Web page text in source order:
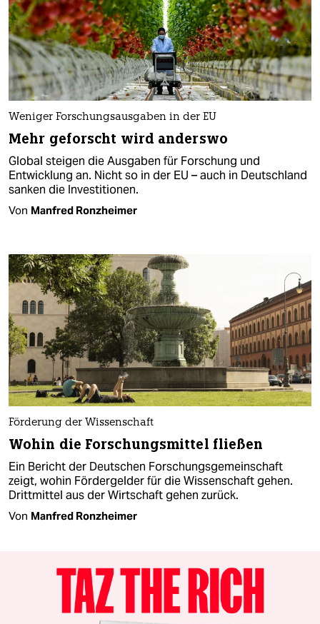
Weniger Forschungsausgaben in der EU
Mehr geforscht wird anderswo
Global steigen die Ausgaben für Forschung und
Entwicklung an. Nicht so in der EU – auch in Deutschland
sanken die Investitionen.
Von Manfred Ronzheimer
Förderung der Wissenschaft
Wohin die Forschungsmittel fließen
Ein Bericht der Deutschen Forschungsgemeinschaft
zeigt, wohin Fördergelder für die Wissenschaft gehen.
Drittmittel aus der Wirtschaft gehen zurück.
Von Manfred Ronzheimer